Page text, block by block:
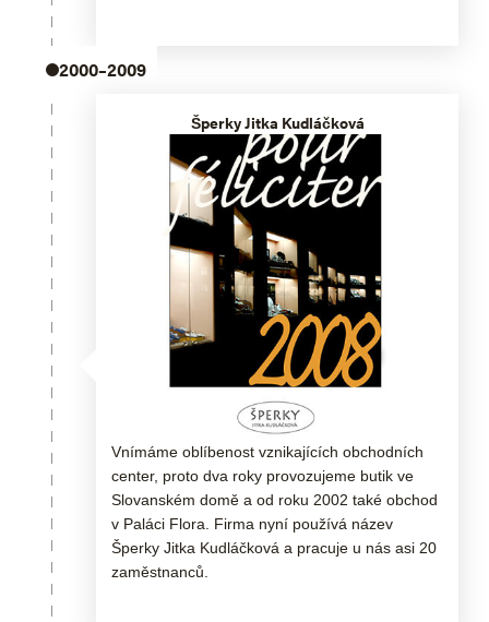
2000–2009
Šperky Jitka Kudláčková
Vnímáme oblíbenost vznikajících obchodních
center, proto dva roky provozujeme butik ve
Slovanském domě a od roku 2002 také obchod
v Paláci Flora. Firma nyní používá název
Šperky Jitka Kudláčková a pracuje u nás asi 20
zaměstnanců.